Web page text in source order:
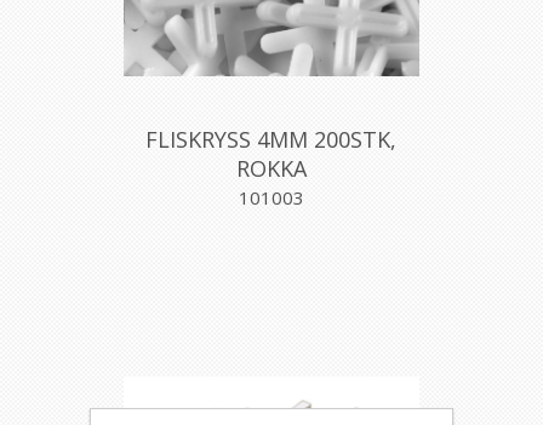
FLISKRYSS 4MM 200STK,
ROKKA
101003